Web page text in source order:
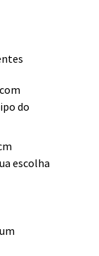
do
escolha